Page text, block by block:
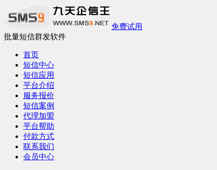
免费试用
批量短信群发软件
首页
短信中心
短信应用
平台介绍
服务报价
短信案例
代理加盟
平台帮助
付款方式
联系我们
会员中心